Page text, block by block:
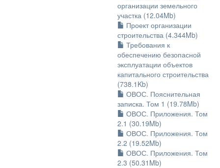
организации земельного
участка (12.04Mb)
Проект организации
строительства (4.344Mb)
Требования к
обеспечению безопасной
эксплуатации объектов
капитального строительства
(738.1Kb)
ОВОС. Пояснительная
записка. Том 1 (19.78Mb)
ОВОС. Приложения. Том
2.1 (30.19Mb)
ОВОС. Приложения. Том
2.2 (19.52Mb)
ОВОС. Приложения. Том
2.3 (50.31Mb)